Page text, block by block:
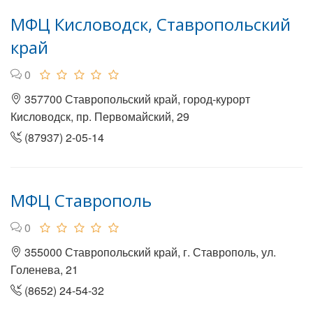
МФЦ Кисловодск, Ставропольский
край
0
357700 Ставропольский край, город-курорт
Кисловодск, пр. Первомайский, 29
(87937) 2-05-14
МФЦ Ставрополь
0
355000 Ставропольский край, г. Ставрополь, ул.
Голенева, 21
(8652) 24-54-32